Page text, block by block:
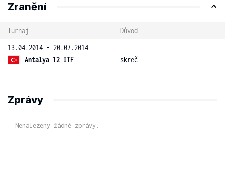
Zranění
Turnaj
Důvod
13.04.2014 - 20.07.2014
Antalya 12 ITF
skreč
Zprávy
Nenalezeny žádné zprávy.